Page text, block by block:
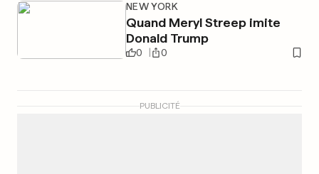
NEW YORK
Quand Meryl Streep imite
Donald Trump
0 0
PUBLICITÉ